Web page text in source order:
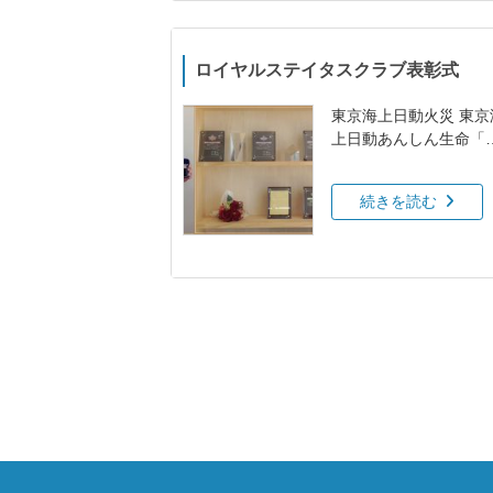
ロイヤルステイタスクラブ表彰式
東京海上日動火災 東京
上日動あんしん生命「ロ
表彰式」専業代理店年間
優績表彰の式典専業代理
年...
続きを読む